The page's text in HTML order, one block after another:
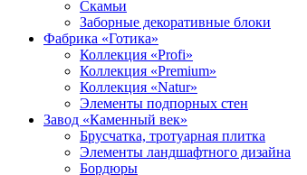
Скамьи
Заборные декоративные блоки
Фабрика «Готика»
Коллекция «Profi»
Коллекция «Premium»
Коллекция «Natur»
Элементы подпорных стен
Завод «Каменный век»
Брусчатка, тротуарная плитка
Элементы ландшафтного дизайна
Бордюры